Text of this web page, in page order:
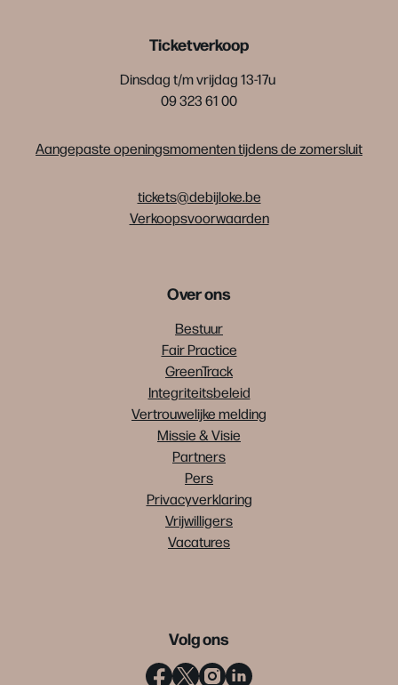
Ticketverkoop
Dinsdag t/m vrijdag 13-17u
09 323 61 00
Aangepaste openingsmomenten tijdens de zomersluit
tickets@debijloke.be
Verkoopsvoorwaarden
Over ons
Bestuur
Fair Practice
GreenTrack
Integriteitsbeleid
Vertrouwelijke melding
Missie & Visie
Partners
Pers
Privacyverklaring
Vrijwilligers
Vacatures
Volg ons